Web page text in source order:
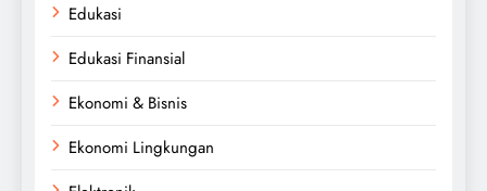
Edukasi
Edukasi Finansial
Ekonomi & Bisnis
Ekonomi Lingkungan